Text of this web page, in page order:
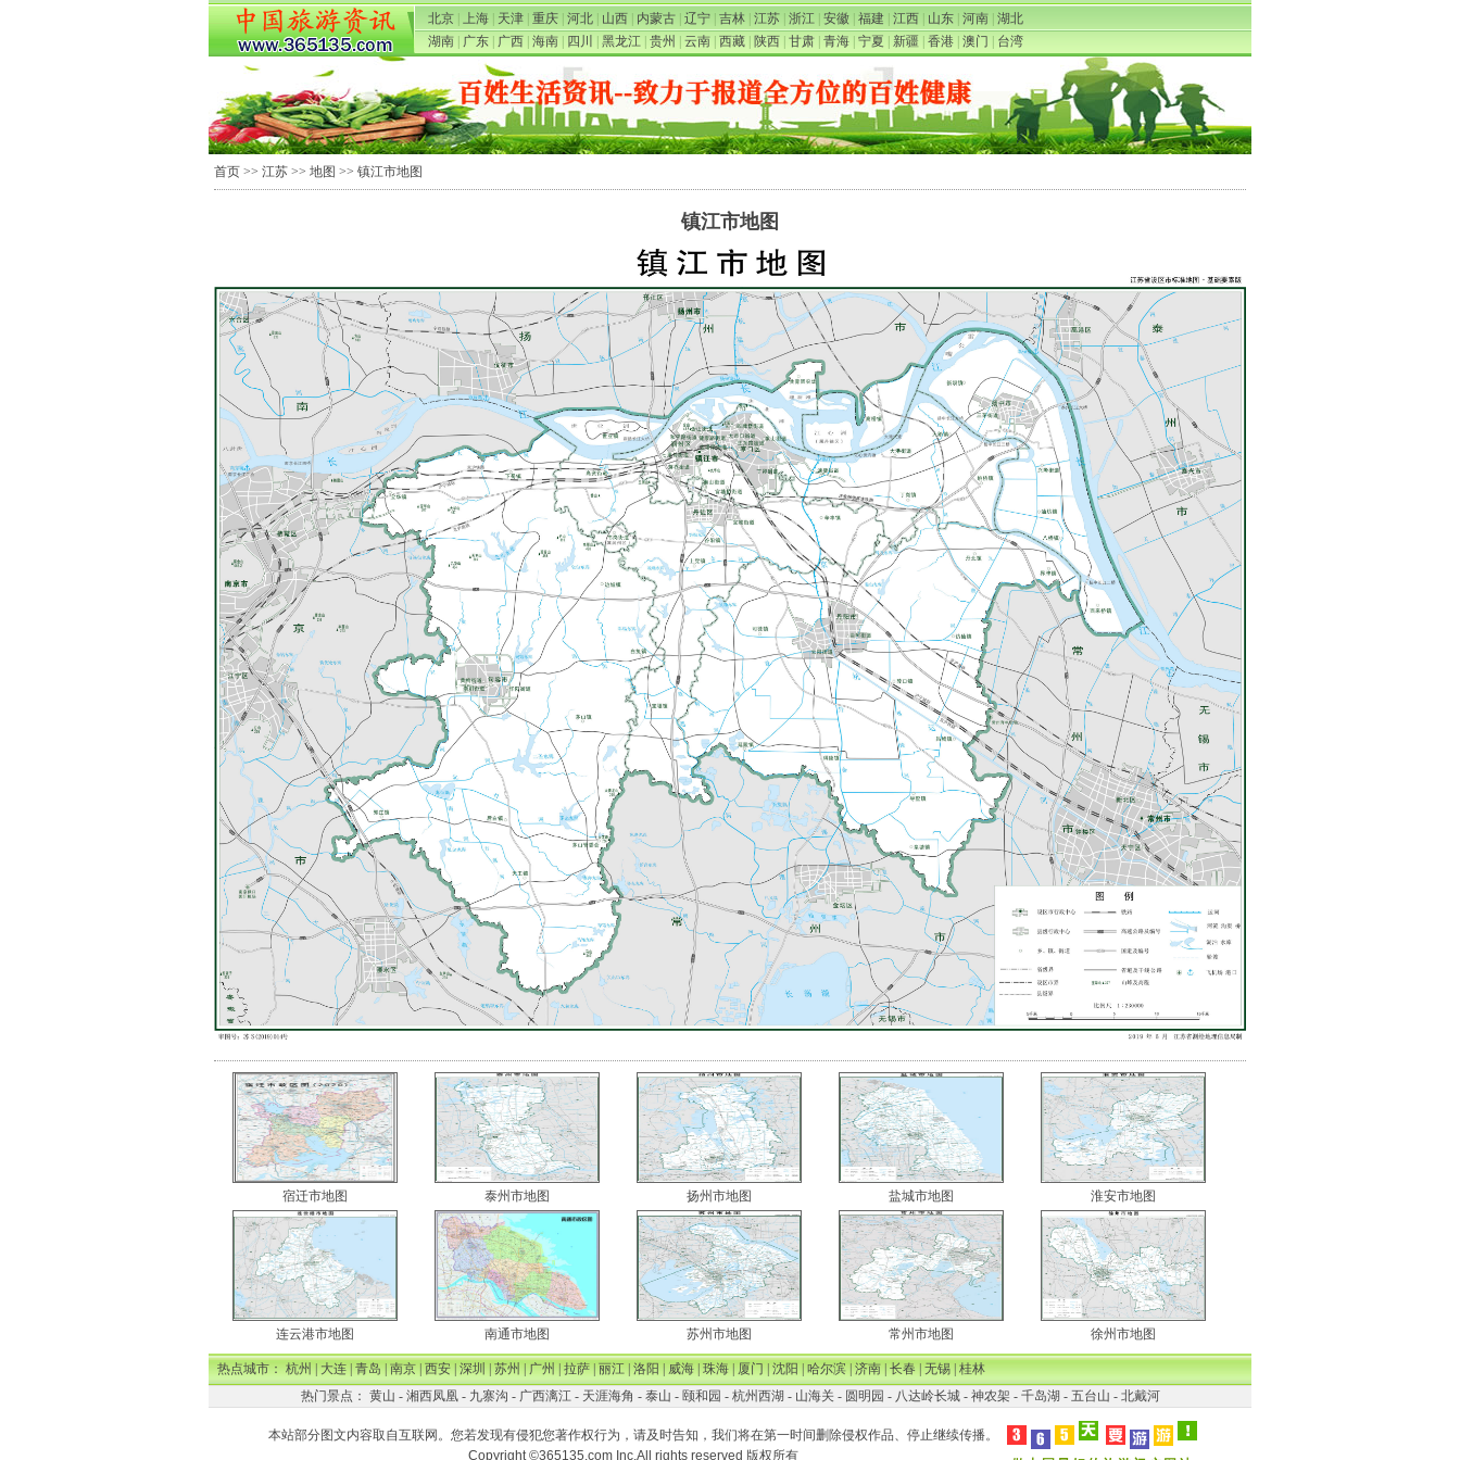
北京 上海 天津 重庆 河北 山西 内蒙古 辽宁 吉林 江苏 浙江 安徽 福建 江西 山东 河南 湖北
湖南
广东 广西 海南 四川 黑龙江 贵州 云南 西藏 陕西 甘肃 青海 宁夏 新疆 香港 澳门 台湾
首页 >> 江苏 >> 地图 >> 镇江市地图
镇江市地图
宿迁市地图 泰州市地图 扬州市地图 盐城市地图 淮安市地图
连云港市地图 南通市地图 苏州市地图 常州市地图 徐州市地图
热点城市：杭州|大连|青岛|南京|西安|深圳|苏州|广州|拉萨|丽江|洛阳|威海|珠海|厦门|沈阳|哈尔滨|济南|长春|无锡|桂林
热门景点： 黄山 - 湘西凤凰- 九寨沟 - 广西漓江- 天涯海角 - 泰山 - 颐和园 - 杭州西湖 - 山海关- 圆明园 - 八达岭长城- 神农架 - 千岛湖 - 五台山 - 北戴河
本站部分图文内容取自互联网。您若发现有侵犯您著作权行为，请及时告知，我们将在第一时间删除侵权作品、停止继续传播。
Copyright ©365135.com Inc.All rights reserved 版权所有